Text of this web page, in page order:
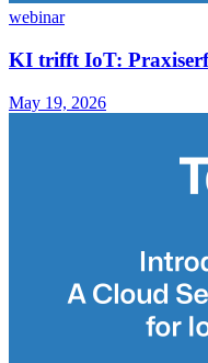
webinar
KI trifft IoT:
May 19, 2026